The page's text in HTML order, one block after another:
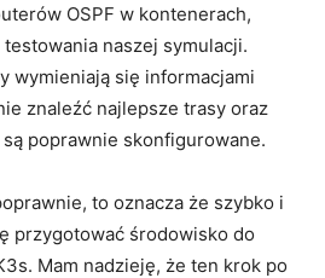
OSPF w kontenerach,⁢
⁢naszej ⁤symulacji.
wymieniają się‍ informacjami
znaleźć⁣ najlepsze trasy oraz‍
poprawnie⁣ skonfigurowane.
to oznacza ‌że szybko ⁤i
przygotować środowisko⁣ do
Mam nadzieję, że ten krok po‌